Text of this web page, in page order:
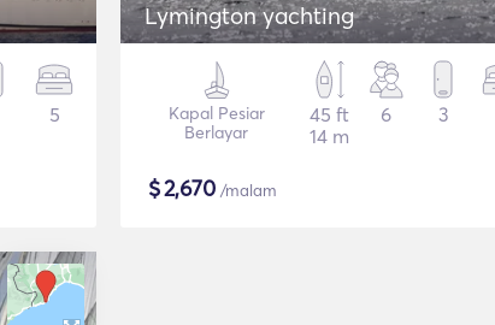
5
Lymington yachting
Kapal Pesiar
Berlayar
45 ft
14 m
6 3
$2,670 /malam